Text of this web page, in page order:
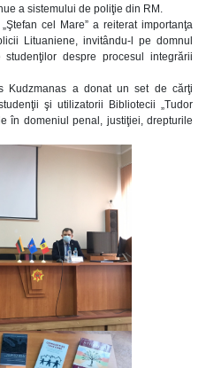
a sistemului de poliţie din RM.
cel Mare” a reiterat importanţa
Lituaniene, invitându-l pe domnul
despre procesul integrării
Kudzmanas a donat un set de cărţi
şi utilizatorii Bibliotecii „Tudor
în domeniul penal, justiţiei, drepturile